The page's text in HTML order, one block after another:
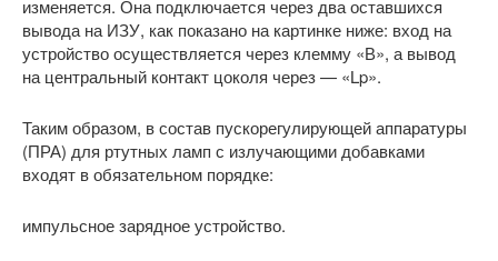
изменяется. Она подключается через два оставшихся
вывода на ИЗУ, как показано на картинке ниже: вход на
устройство осуществляется через клемму «В», а вывод
на центральный контакт цоколя через — «Lp».
Таким образом, в состав пускорегулирующей аппаратуры
(ПРА) для ртутных ламп с излучающими добавками
входят в обязательном порядке:
импульсное зарядное устройство.